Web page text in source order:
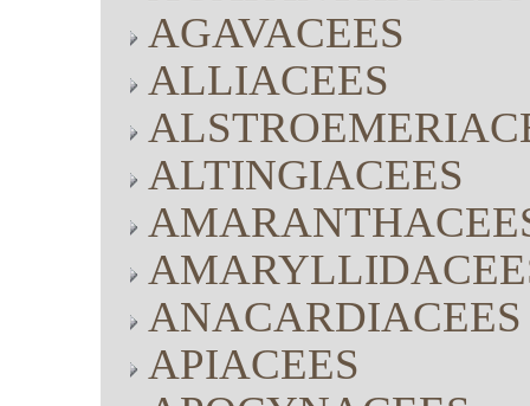
AGAVACEES
ALLIACEES
ALTINGIACEES
ANACARDIACEES
APIACEES